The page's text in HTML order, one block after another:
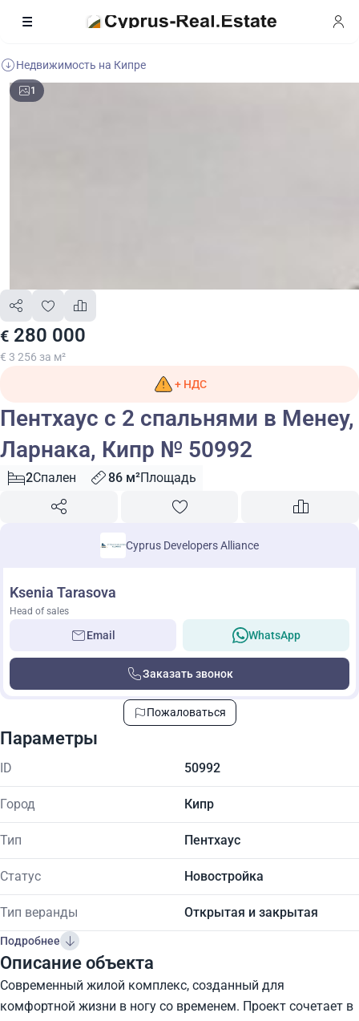
Недвижимость на Кипре
1
€ 280 000
€ 3 256 за м²
+ НДС
Пентхаус с 2 спальнями в Менеу,
Ларнака, Кипр № 50992
2Спален 86 м²Площадь
Cyprus Developers Alliance
Ksenia Tarasova
Head of sales
Email WhatsApp
Заказать звонок
Пожаловаться
Параметры
ID 50992
Город Кипр
Тип Пентхаус
Статус Новостройка
Тип веранды Открытая и закрытая
Подробнее
Описание объекта
Современный жилой комплекс, созданный для
комфортной жизни в ногу со временем. Проект сочетает в